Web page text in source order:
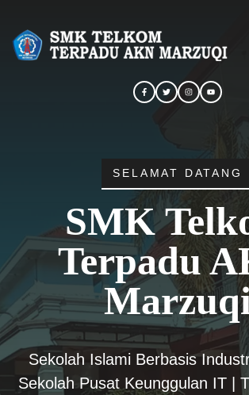
SELAMAT DATANG
SMK
Terpadu
Sekolah Islami Berbasis
Sekolah Pusat Keunggulan IT |